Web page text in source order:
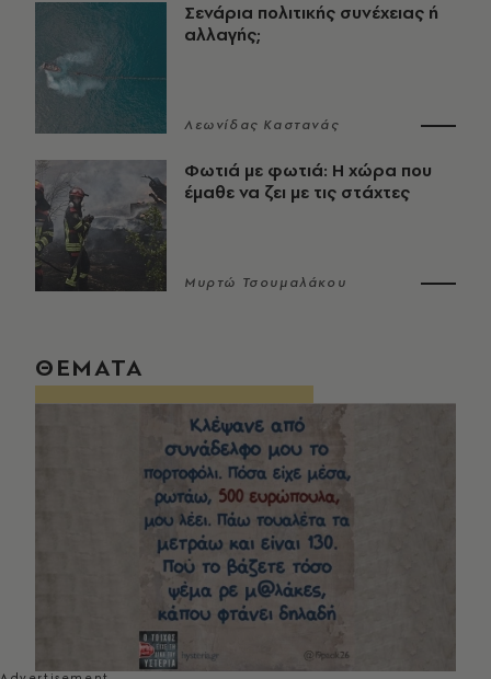
Σενάρια πολιτικής συνέχειας ή
αλλαγής;
Λεωνίδας Καστανάς
Φωτιά με φωτιά: Η χώρα που
έμαθε να ζει με τις στάχτες
Μυρτώ Τσουμαλάκου
ΘΕΜΑΤΑ